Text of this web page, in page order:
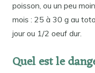
poisson, ou un peu
mois : 25 à 30 g au
jour ou 1/2 oeuf dur.
Quel est le